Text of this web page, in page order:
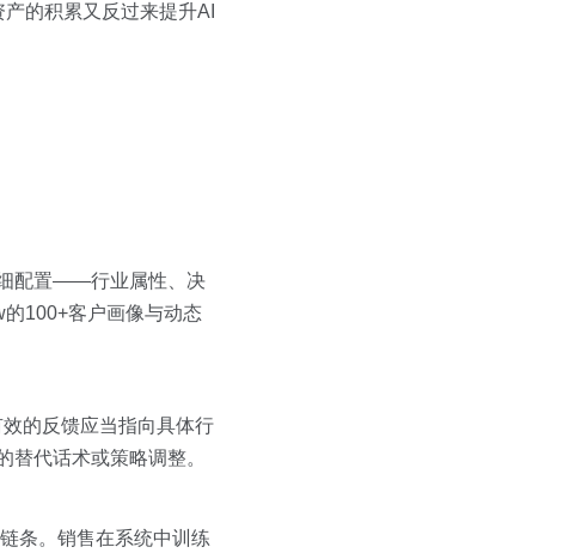
的积累又反过来提升AI
细配置——行业属性、决
100+客户画像与动态
的反馈应当指向具体行
代话术或策略调整。
条。销售在系统中训练